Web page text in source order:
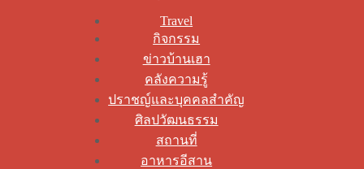
Travel
กิจกรรม
ข่าวบ้านเฮา
คลังความรู้
ปราชญ์และบุคคลสำคัญ
ศิลปวัฒนธรรม
สถานที่
อาหารอีสาน